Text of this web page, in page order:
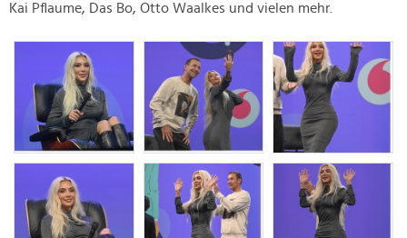
Kai Pflaume, Das Bo, Otto Waalkes und vielen mehr.